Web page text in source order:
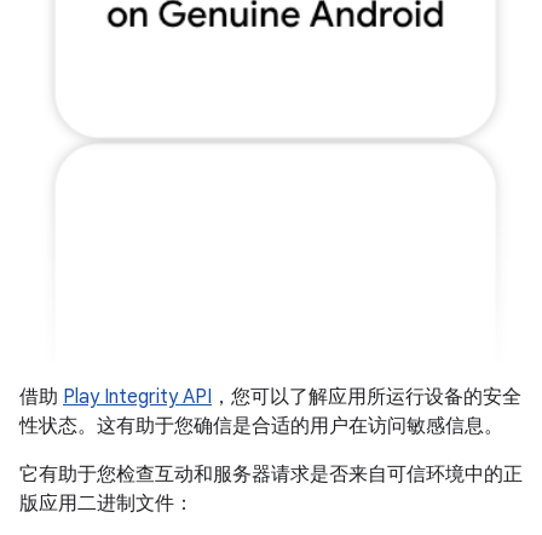
借助 Play Integrity API ，您可以了解应用所运行设备的安全
性状态。这有助于您确信是合适的用户在访问敏感信息。
它有助于您检查互动和服务器请求是否来自可信环境中的正
版应用二进制文件：